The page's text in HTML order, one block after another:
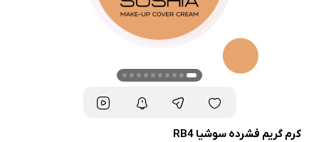
کرم گریم فشرده سوشیا RB4